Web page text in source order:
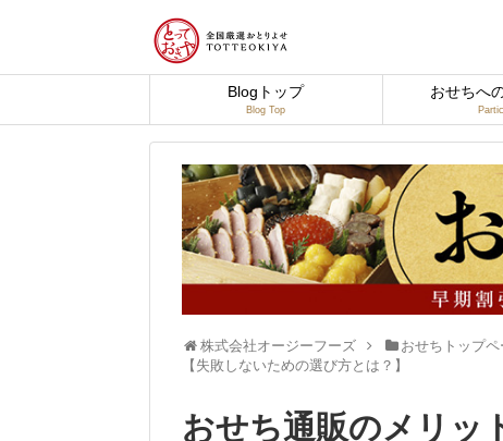
Blogトップ
Blog Top
おせちへ
株式会社オージーフーズ おせちトップペ
【失敗しないための選び方とは？】
おせち通販のメリッ